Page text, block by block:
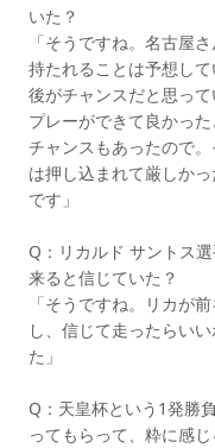
いた？
「そうですね。名古屋
持たれることは予想し
後がチャンスだと思っ
プレーができて良かっ
チャンスもあったので
は押し込まれて厳しか
です」
Q：リカルド サントス
来ると信じていた？
「そうですね。リカが
し、信じて走ったらい
た」
Q：天皇杯という1発勝
ってもらって、粋に感